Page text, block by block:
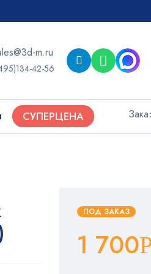
m.ru
42-56
СУПЕРЦЕНА
ПОД ЗАКАЗ
1 700